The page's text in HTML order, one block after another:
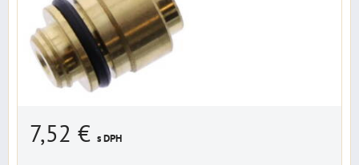
7,52 € s DPH